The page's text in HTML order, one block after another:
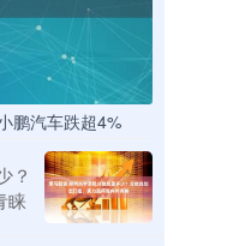
鹏汽车跌超4%
？
睐